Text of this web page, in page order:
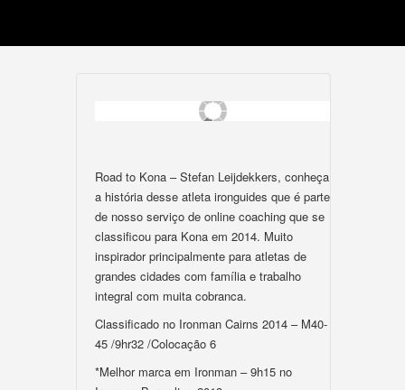
Road to Kona – Stefan Leijdekkers, conheça
a história desse atleta ironguides que é parte
de nosso serviço de online coaching que se
classificou para Kona em 2014. Muito
inspirador principalmente para atletas de
grandes cidades com família e trabalho
integral com muita cobranca.
Classificado no Ironman Cairns 2014 – M40-
45 /9hr32 /Colocação 6
*Melhor marca em Ironman – 9h15 no